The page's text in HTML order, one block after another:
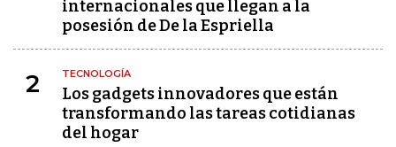
internacionales que llegan a la
posesión de De la Espriella
2 TECNOLOGÍA
Los gadgets innovadores que están
transformando las tareas cotidianas
del hogar